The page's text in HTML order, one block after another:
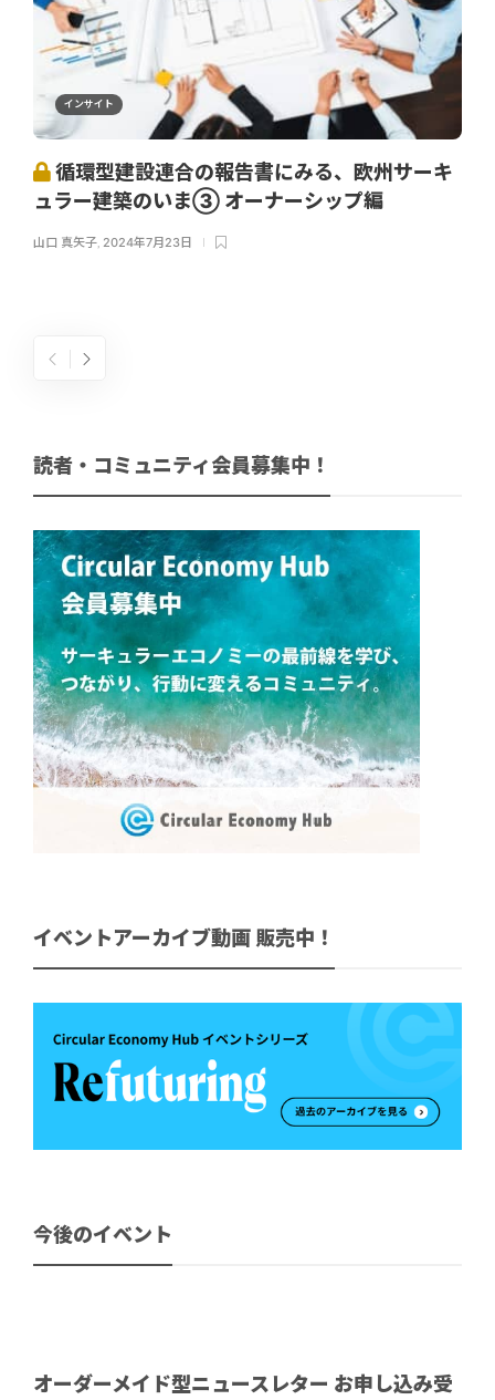
インサイト
循環型建設連合の報告書にみる、欧州サーキ
ュラー建築のいま③ オーナーシップ編
山口 真矢子 2024年7月23日
読者・コミュニティ会員募集中！
イベントアーカイブ動画 販売中！
今後のイベント
オーダーメイド型ニュースレター お申し込み受